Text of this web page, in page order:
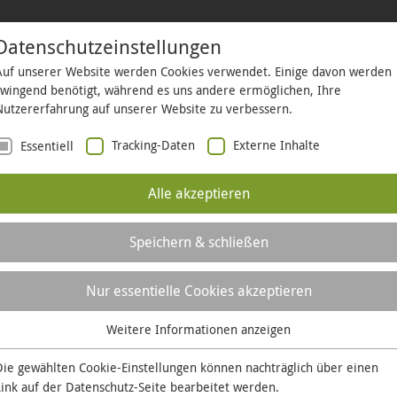
KOMMUNEN BAUHERREN ÜBER UNS
Nah am Wasser
eine gute Idee aus dem Sauerland in den MKK
in der Region sinken seit Jahren. Wie lässt sich
auch in Zukunft sicher gewährleisten? Holger
zu dieser Frage viele Jahre recherchiert – und
im Hochsauerland gefunden.
unserer Website werden Cookies verwendet. Einige davon werden
benötigt, während es uns andere ermöglichen, Ihre
auf unserer Website zu verbessern.
Essentiell Tracking-Daten Externe Inhalte
Alle akzeptieren
Speichern & schließen
Nur essentielle Cookies akzeptieren
Essentielle Cookies werden für grundlegende Funktionen der
Website benötigt. Dadurch ist gewährleistet, dass die Website
Weitere Informationen anzeigen
gewählten Cookie-Einstellungen können nachträglich über einen
auf der Datenschutz-Seite bearbeitet werden.